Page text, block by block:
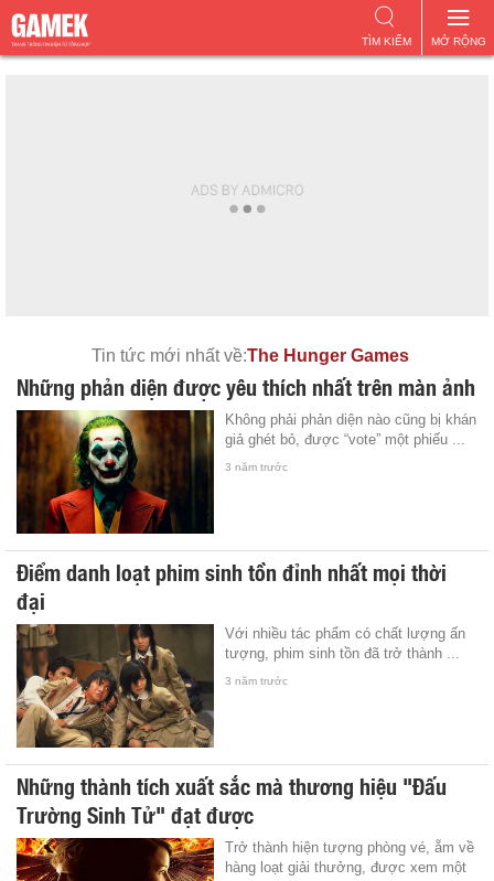
MỞ RỘNG
TÌM KIẾM
Tin tức mới nhất về:The Hunger Games
Những phản diện được yêu thích nhất trên màn ảnh
Không phải phản diện nào cũng bị khán
giả ghét bỏ, được “vote” một phiếu ...
3 năm trước
Điểm danh loạt phim sinh tồn đỉnh nhất mọi thời
đại
Với nhiều tác phẩm có chất lượng ấn
tượng, phim sinh tồn đã trở thành ...
3 năm trước
Những thành tích xuất sắc mà thương hiệu "Đấu
Trường Sinh Tử" đạt được
Trở thành hiện tượng phòng vé, ẵm về
hàng loạt giải thưởng, được xem một